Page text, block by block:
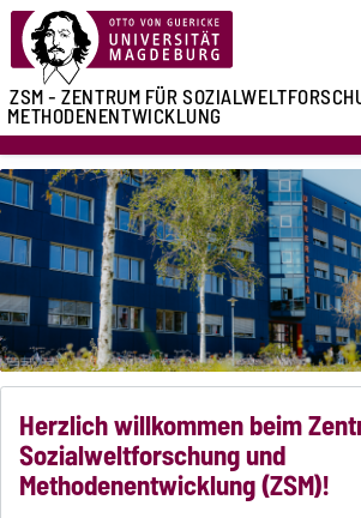
ZSM - ZENTRUM FÜR
METHODENENTWICKLUNG
Herzlich willkommen beim
Sozialweltforschung und
Methodenentwicklung (ZSM)!